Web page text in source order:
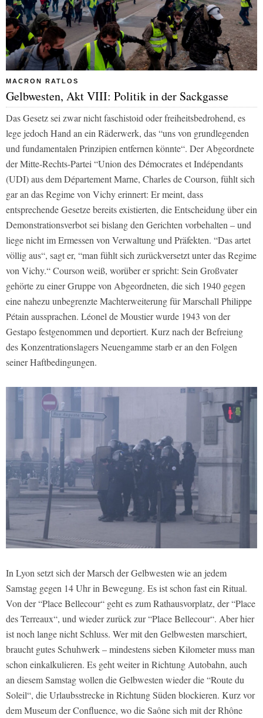
MACRON RATLOS
Gelbwesten, Akt VIII: Politik in der Sackgasse
Das Gesetz sei zwar nicht faschistoid oder freiheitsbedrohend, es
lege jedoch Hand an ein Räderwerk, das “uns von grundlegenden
und fundamentalen Prinzipien entfernen könnte“. Der Abgeordnete
der Mitte-Rechts-Partei “Union des Démocrates et Indépendants
(UDI) aus dem Département Marne, Charles de Courson, fühlt sich
gar an das Regime von Vichy erinnert: Er meint, dass
entsprechende Gesetze bereits existierten, die Entscheidung über ein
Demonstrationsverbot sei bislang den Gerichten vorbehalten – und
liege nicht im Ermessen von Verwaltung und Präfekten. “Das artet
völlig aus“, sagt er, “man fühlt sich zurückversetzt unter das Regime
von Vichy.“ Courson weiß, worüber er spricht: Sein Großvater
gehörte zu einer Gruppe von Abgeordneten, die sich 1940 gegen
eine nahezu unbegrenzte Machterweiterung für Marschall Philippe
Pétain aussprachen. Léonel de Moustier wurde 1943 von der
Gestapo festgenommen und deportiert. Kurz nach der Befreiung
des Konzentrationslagers Neuengamme starb er an den Folgen
seiner Haftbedingungen.
In Lyon setzt sich der Marsch der Gelbwesten wie an jedem
Samstag gegen 14 Uhr in Bewegung. Es ist schon fast ein Ritual.
Von der “Place Bellecour“ geht es zum Rathausvorplatz, der “Place
des Terreaux“, und wieder zurück zur “Place Bellecour“. Aber hier
ist noch lange nicht Schluss. Wer mit den Gelbwesten marschiert,
braucht gutes Schuhwerk – mindestens sieben Kilometer muss man
schon einkalkulieren. Es geht weiter in Richtung Autobahn, auch
an diesem Samstag wollen die Gelbwesten wieder die “Route du
Soleil“, die Urlaubsstrecke in Richtung Süden blockieren. Kurz vor
dem Museum der Confluence, wo die Saône sich mit der Rhône